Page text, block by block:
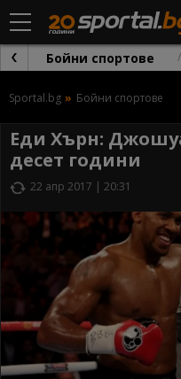
Бойни спортове
Sportal.bg Бойни спортове
Еди Хърн:
десет години
22 апр 2017 | 20:31